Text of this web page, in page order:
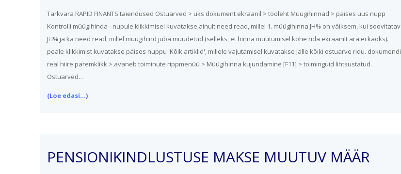
Tarkvara RAPID FINANTS täiendused Ostuarved > üks dokument ekraanil > tööleht Müügihinnad > päises uus nupp
Kontrolli müügihinda - nupule klikkimisel kuvatakse ainult need read, millel 1. müügihinna JH% on väiksem, kui soovitatav
JH% ja ka need read, millel müügihind juba muudetud (selleks, et hinna muutumisel kohe rida ekraanilt ära ei kaoks).
peale klikkimist kuvatakse päises nuppu 'Kõik artiklid', millele vajutamisel kuvatakse jälle kõiki ostuarve ridu. dokumendi
real hiire paremklikk > avaneb toiminute rippmenüü > Müügihinna kujundamine [F11] > toiminguid lihtsustatud.
Ostuarved…
(Loe edasi...)
PENSIONIKINDLUSTUSE MAKSE MUUTUV MÄÄR